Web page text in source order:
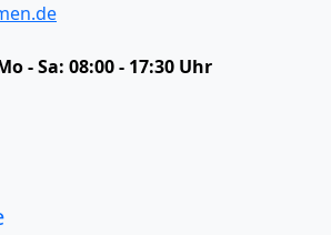
- Sa: 08:00 - 17:30 Uhr